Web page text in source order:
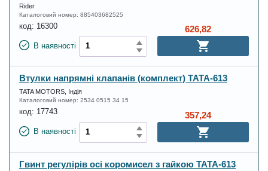
Rider
Каталоговий номер: 885403682525
код: 16300
В наявності
626,82
Втулки напрямні клапанів (комплект) ТАТА-613
TATA MOTORS, Індія
Каталоговий номер: 2534 0515 34 15
код: 17743
В наявності
357,24
Гвинт регулірів осі коромисел з гайкою ТАТА-613